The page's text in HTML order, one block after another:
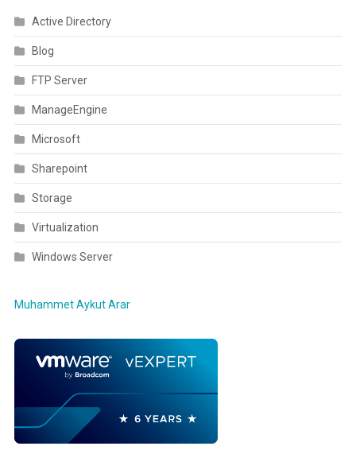
Active Directory
Blog
FTP Server
ManageEngine
Microsoft
Sharepoint
Storage
Virtualization
Windows Server
Muhammet Aykut Arar